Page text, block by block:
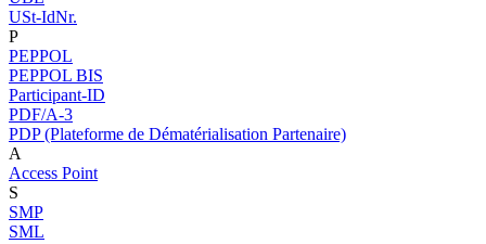
USt-IdNr.
P
PEPPOL
PEPPOL BIS
Participant-ID
PDF/A-3
PDP (Plateforme de Dématérialisation Partenaire)
A
Access Point
S
SMP
SML